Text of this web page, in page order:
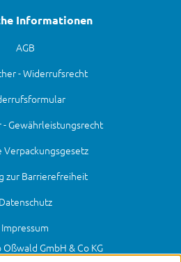
Informationen
AGB
- Widerrufsrecht
- Gewährleistungsrecht
Verpackungsgesetz
zur Barrierefreiheit
Datenschutz
Impressum
GmbH & Co KG